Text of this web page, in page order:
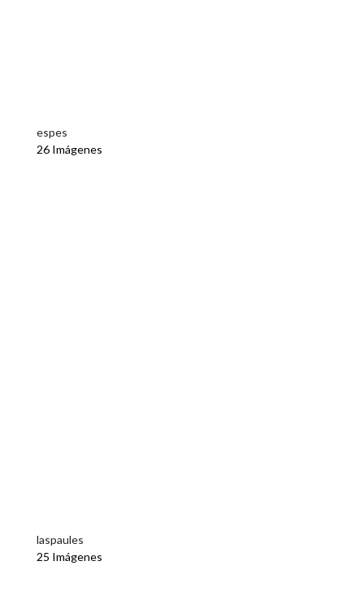
espes
26 Imágenes
laspaules
25 Imágenes